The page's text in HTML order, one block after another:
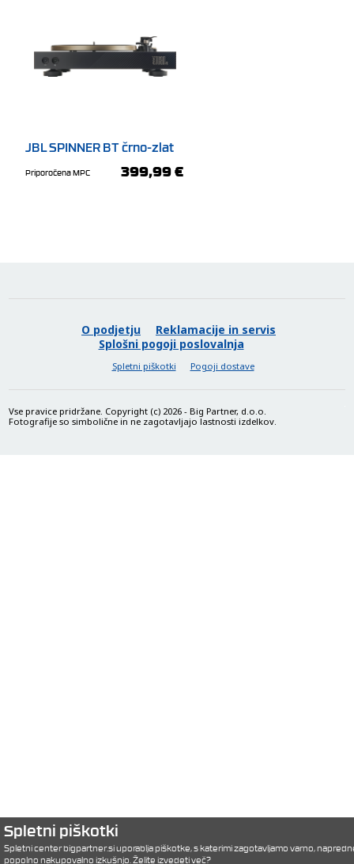
JBL SPINNER BT črno-zlat
Priporočena MPC 399,99 €
O podjetju
Reklamacije in servis
Splošni pogoji poslovalnja
Spletni piškotki Pogoji dostave
Vse pravice pridržane. Copyright (c) 2026 - Big Partner, d.o.o.
Fotografije so simbolične in ne zagotavljajo lastnosti izdelkov.
Spletni piškotki
Spletni center bigpartner.si uporablja piškotke, s katerimi zagotavljamo varno,
popolno nakupovalno izkušnjo. Želite izvedeti več?